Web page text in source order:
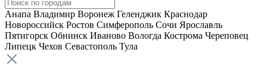
Анапа Владимир Воронеж Геленджик Краснодар
Новороссийск Ростов Симферополь Сочи Ярославль
Пятигорск Обнинск Иваново Вологда Кострома Череповец
Липецк Чехов Севастополь Тула